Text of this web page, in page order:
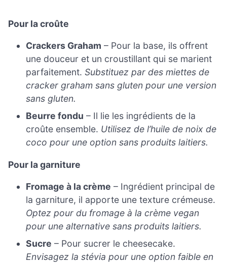
Pour la croûte
Crackers Graham – Pour la base, ils offrent
une douceur et un croustillant qui se marient
parfaitement.Substituez par des miettes de
cracker graham sans gluten pour une version
sans gluten.
Beurre fondu – Il lie les ingrédients de la
croûte ensemble. Utilisez de l’huile de noix de
coco pour une option sans produits laitiers.
Pour la garniture
Fromage à la crème – Ingrédient principal de
la garniture, il apporte une texture crémeuse.
Optez pour du fromage à la crème vegan
pour une alternative sans produits laitiers.
Sucre – Pour sucrer le cheesecake.
Envisagez la stévia pour une option faible en